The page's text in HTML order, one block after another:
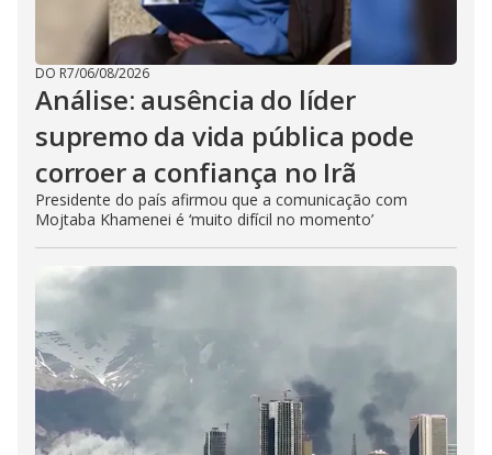
DO R7/06/08/2026
Análise: ausência do líder
supremo da vida pública pode
corroer a confiança no Irã
Presidente do país afirmou que a comunicação com
Mojtaba Khamenei é ‘muito difícil no momento’